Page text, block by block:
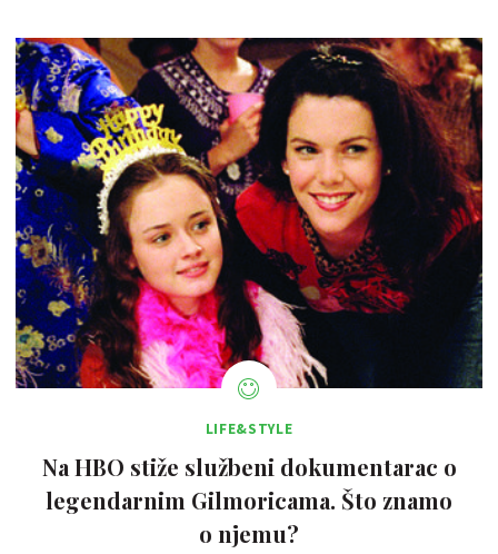
LIFE&STYLE
Na HBO stiže službeni dokumentarac o
legendarnim Gilmoricama. Što znamo
o njemu?